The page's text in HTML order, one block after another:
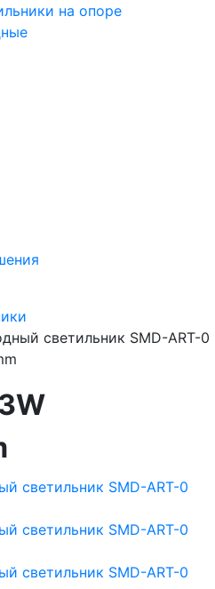
на опоре
светильник SMD-ART-0